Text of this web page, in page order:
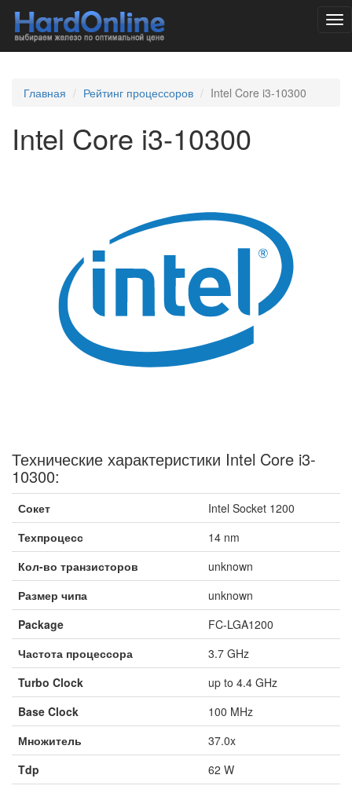
Главная Рейтинг процессоров Intel Core i3-10300
Intel Core i3-10300
Технические характеристики Intel Core i3-
10300:
Сокет
Intel Socket 1200
Техпроцесс
14 nm
Кол-во транзисторов
unknown
Размер чипа
unknown
Package
FC-LGA1200
Частота процессора
3.7 GHz
Turbo Clock
up to 4.4 GHz
Base Clock
100 MHz
Множитель
37.0x
Tdp
62 W